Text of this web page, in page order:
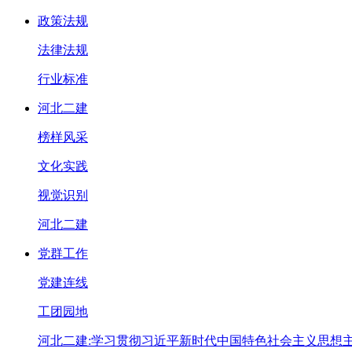
政策法规
法律法规
行业标准
河北二建
榜样风采
文化实践
视觉识别
河北二建
党群工作
党建连线
工团园地
河北二建:学习贯彻习近平新时代中国特色社会主义思想